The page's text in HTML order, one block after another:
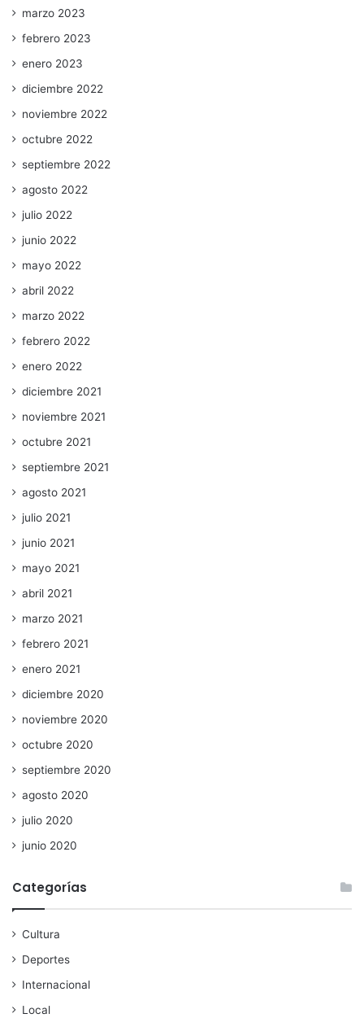
marzo 2023
febrero 2023
enero 2023
diciembre 2022
noviembre 2022
octubre 2022
septiembre 2022
agosto 2022
julio 2022
junio 2022
mayo 2022
abril 2022
marzo 2022
febrero 2022
enero 2022
diciembre 2021
noviembre 2021
octubre 2021
septiembre 2021
agosto 2021
julio 2021
junio 2021
mayo 2021
abril 2021
marzo 2021
febrero 2021
enero 2021
diciembre 2020
noviembre 2020
octubre 2020
septiembre 2020
agosto 2020
julio 2020
junio 2020
Categorías
Cultura
Deportes
Internacional
Local